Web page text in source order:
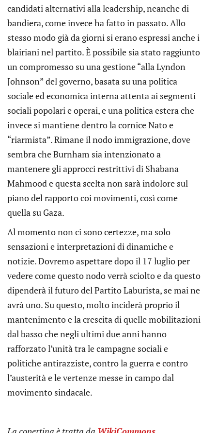
candidati alternativi alla leadership, neanche di
bandiera, come invece ha fatto in passato. Allo
stesso modo già da giorni si erano espressi anche i
blairiani nel partito. È possibile sia stato raggiunto
un compromesso su una gestione “alla Lyndon
Johnson” del governo, basata su una politica
sociale ed economica interna attenta ai segmenti
sociali popolari e operai, e una politica estera che
invece si mantiene dentro la cornice Nato e
“riarmista”. Rimane il nodo immigrazione, dove
sembra che Burnham sia intenzionato a
mantenere gli approcci restrittivi di Shabana
Mahmood e questa scelta non sarà indolore sul
piano del rapporto coi movimenti, così come
quella su Gaza.
Al momento non ci sono certezze, ma solo
sensazioni e interpretazioni di dinamiche e
notizie. Dovremo aspettare dopo il 17 luglio per
vedere come questo nodo verrà sciolto e da questo
dipenderà il futuro del Partito Laburista, se mai ne
avrà uno. Su questo, molto inciderà proprio il
mantenimento e la crescita di quelle mobilitazioni
dal basso che negli ultimi due anni hanno
rafforzato l’unità tra le campagne sociali e
politiche antirazziste, contro la guerra e contro
l’austerità e le vertenze messe in campo dal
movimento sindacale.